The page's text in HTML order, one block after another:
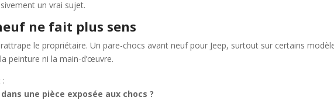
un vrai sujet.
ne fait plus sens
le propriétaire. Un pare-chocs avant neuf pour Jeep, surtout sur certains
peinture ni la main-d’œuvre.
:
une pièce exposée aux chocs ?